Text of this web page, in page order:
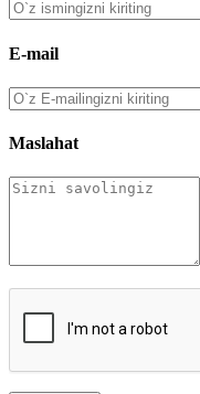
E-mail
Maslahat